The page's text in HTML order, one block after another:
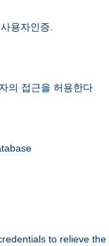
용자인증.
의 접근을 허용한다
to relieve